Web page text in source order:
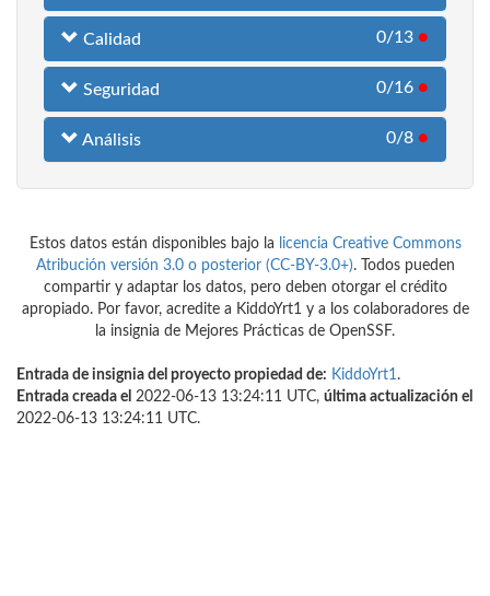
Calidad 0/13 ●
Seguridad 0/16 ●
Análisis 0/8 ●
Estos datos están disponibles bajo la
licencia Creative Commons
Atribución versión 3.0 o posterior (CC-BY-3.0+). Todos pueden
compartir y adaptar los datos, pero deben otorgar el crédito
apropiado. Por favor, acredite a KiddoYrt1 y a los colaboradores de
la insignia de Mejores Prácticas de OpenSSF.
Entrada de insignia del proyecto propiedad de: KiddoYrt1.
Entrada creada el 2022-06-13 13:24:11 UTC, última actualización el
2022-06-13 13:24:11 UTC.